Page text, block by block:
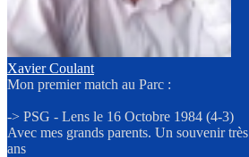
Xavier Coulant
Mon premier match au Parc :
-> PSG - Lens le 16 Octobre 1984 (4-3)
Avec mes grands parents. Un souvenir
ans